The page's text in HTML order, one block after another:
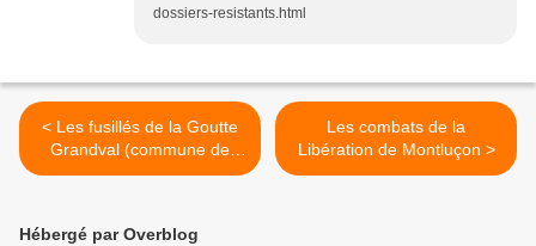
dossiers-resistants.html
< Les fusillés de la Goutte
Grandval (commune de
Busset)
Les combats de la
Libération de Montluçon >
Hébergé par Overblog